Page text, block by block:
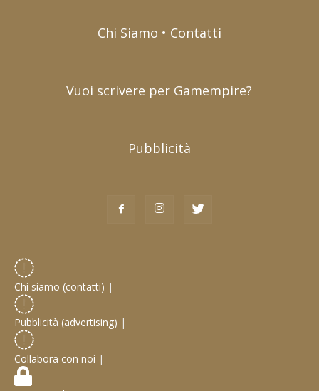
Chi Siamo • Contatti
Vuoi scrivere per Gamempire?
Pubblicità
Chi siamo (contatti) |
Pubblicità (advertising) |
Collabora con noi |